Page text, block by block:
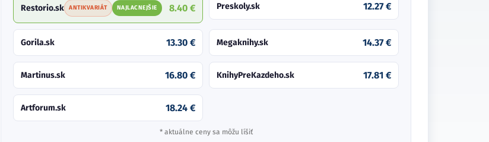
Restorio.sk ANTIKVARIÁT NAJLACNEJŠIE 8.40 € Preskoly.sk 12.27 €
Gorila.sk 13.30 € Megaknihy.sk 14.37 €
Martinus.sk 16.80 € KnihyPreKazdeho.sk 17.81 €
Artforum.sk 18.24 €
* aktuálne ceny sa môžu líšiť